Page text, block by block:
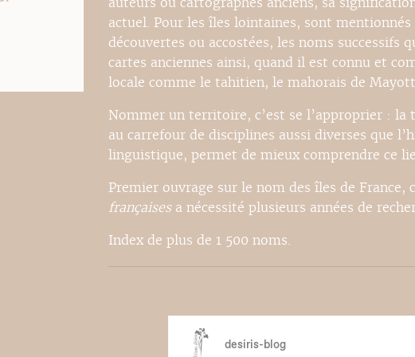
actuel. Pour les îles lointaines, sont
découvertes ou accostées, les noms successifs
cartes anciennes ainsi, quand il est connu et
locale comme le tahitien, le mahorais de
Nommer un territoire, c’est se l’approprier : la
au carrefour de disciplines aussi diverses que
linguistique, permet de mieux comprendre ce
Premier ouvrage sur le nom des îles de France,
françaisesa nécessité plusieurs années de
Index de plus de 1 500 noms.